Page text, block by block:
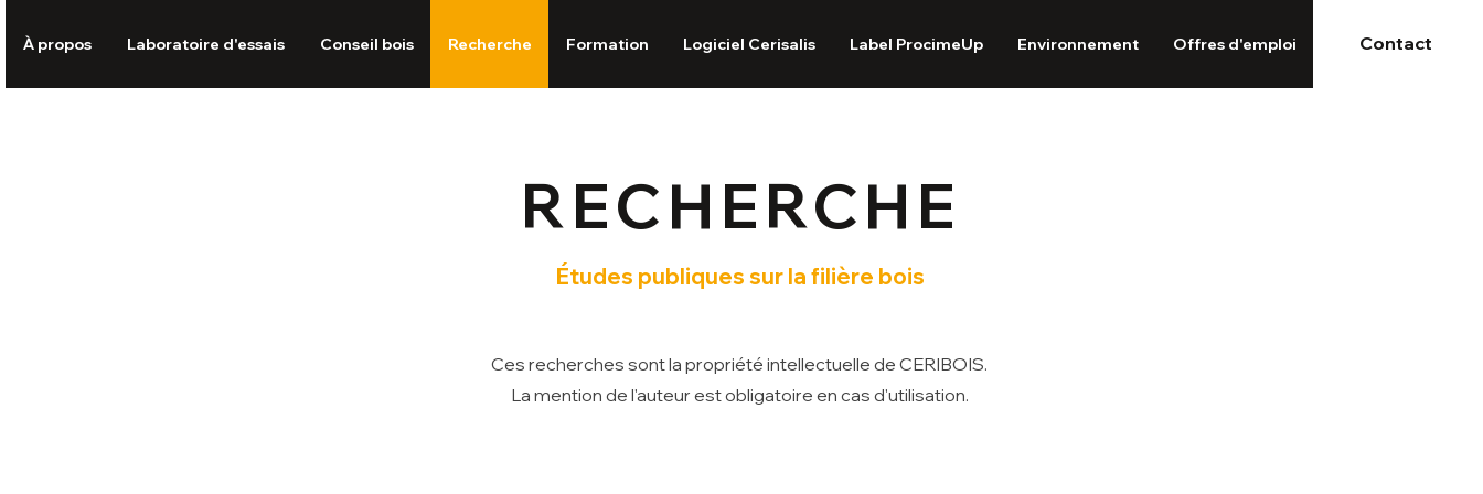
Contact
À propos Laboratoire d'essais Conseil bois Recherche Formation Logiciel Cerisalis Label ProcimeUp Environnement Offres d'emploi
RECHERCHE
Études publiques sur la filière bois
Ces recherches sont la propriété intellectuelle de CERIBOIS.
La mention de l'auteur est obligatoire en cas d'utilisation.